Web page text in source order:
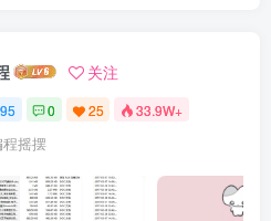
关注
0 25 33.9W+
摇摆